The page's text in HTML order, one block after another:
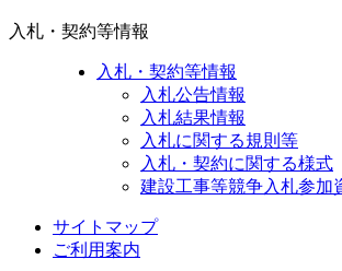
入札・契約等情報
入札・契約等情報
入札公告情報
入札結果情報
入札に関する規則等
入札・契約に関する様式
建設工事等競争入札参加
サイトマップ
ご利用案内